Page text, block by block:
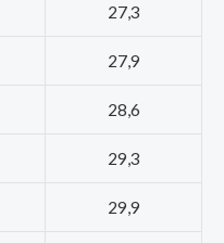
27,3
27,9
28,6
29,3
29,9